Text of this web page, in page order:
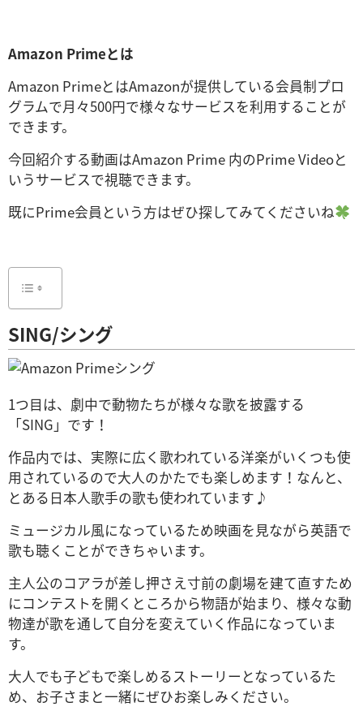
Amazon Primeとは
Amazon PrimeとはAmazonが提供している会員制プロ
グラムで月々500円で様々なサービスを利用することが
できます。
今回紹介する動画はAmazon Prime 内のPrime Videoと
いうサービスで視聴できます。
既にPrime会員という方はぜひ探してみてくださいね
SING/シング
1つ目は、劇中で動物たちが様々な歌を披露する
「SING」です！
作品内では、実際に広く歌われている洋楽がいくつも使
用されているので大人のかたでも楽しめます！なんと、
とある日本人歌手の歌も使われています♪
ミュージカル風になっているため映画を見ながら英語で
歌も聴くことができちゃいます。
主人公のコアラが差し押さえ寸前の劇場を建て直すため
にコンテストを開くところから物語が始まり、様々な動
物達が歌を通して自分を変えていく作品になっていま
す。
大人でも子どもで楽しめるストーリーとなっているた
め、お子さまと一緒にぜひお楽しみください。